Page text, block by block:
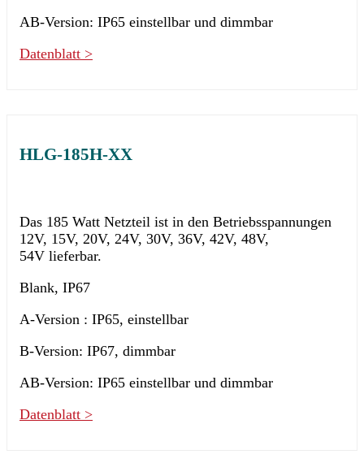
AB-Version: IP65 einstellbar und dimmbar
Datenblatt >
HLG-185H-XX
Das 185 Watt Netzteil ist in den Betriebsspannungen
12V, 15V, 20V, 24V, 30V, 36V, 42V, 48V,
54V lieferbar.
Blank, IP67
A-Version : IP65, einstellbar
B-Version: IP67, dimmbar
AB-Version: IP65 einstellbar und dimmbar
Datenblatt >